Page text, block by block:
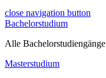
close navigation button
Bachelorstudium
Alle Bachelorstudiengänge
Masterstudium